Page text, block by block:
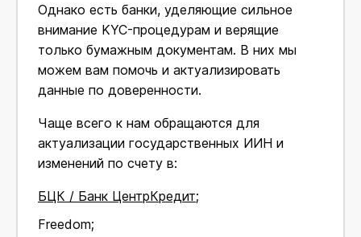
Однако есть банки, уделяющие сильное
внимание KYC-процедурам и верящие
только бумажным документам. В них мы
можем вам помочь и актуализировать
данные по доверенности.
Чаще всего к нам обращаются для
актуализации государственных ИИН и
изменений по счету в:
БЦК / Банк ЦентрКредит;
Freedom;